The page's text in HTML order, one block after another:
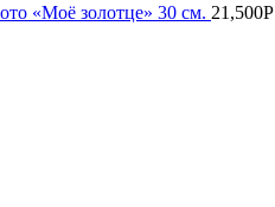
«Моё золотце» 30 см. 21,500Р